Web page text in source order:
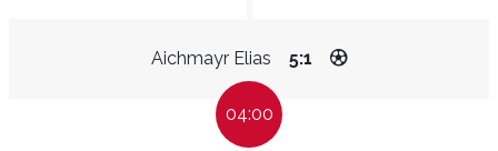
Aichmayr Elias 5:1
04:00